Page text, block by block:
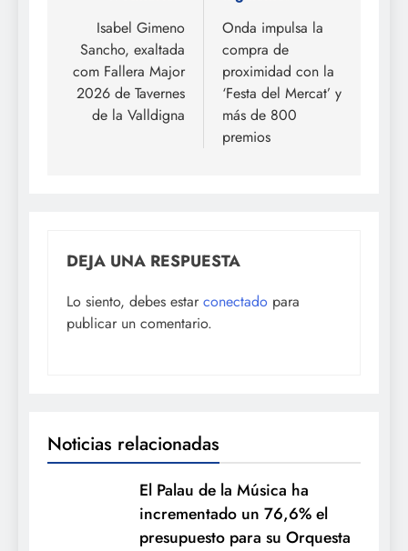
entradas
Isabel Gimeno
Sancho, exaltada
com Fallera Major
2026 de Tavernes
de la Valldigna
Onda impulsa la
compra de
proximidad con la
‘Festa del Mercat’ y
más de 800
premios
DEJA UNA RESPUESTA
Lo siento, debes estar conectado para
publicar un comentario.
Noticias relacionadas
El Palau de la Música ha
incrementado un 76,6% el
presupuesto para su Orquesta